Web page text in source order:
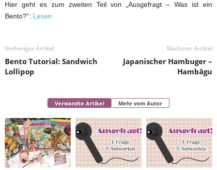
Hier geht es zum zweiten Teil von „Ausgefragt – Was ist ein
Bento?“: Lesen
Vorheriger Artikel
Bento Tutorial: Sandwich
Lollipop
Nächster Artikel
Japanischer Hambuger –
Hambāgu
Verwandte Artikel Mehr vom Autor